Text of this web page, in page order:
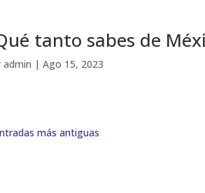
tanto sabes de
admin |Ago 15, 2023
más antiguas